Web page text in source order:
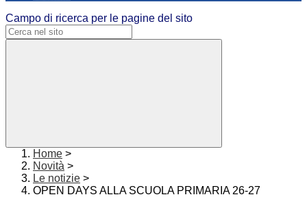
Campo di ricerca per le pagine del sito
Home >
Novità >
Le notizie >
OPEN DAYS ALLA SCUOLA PRIMARIA 26-27